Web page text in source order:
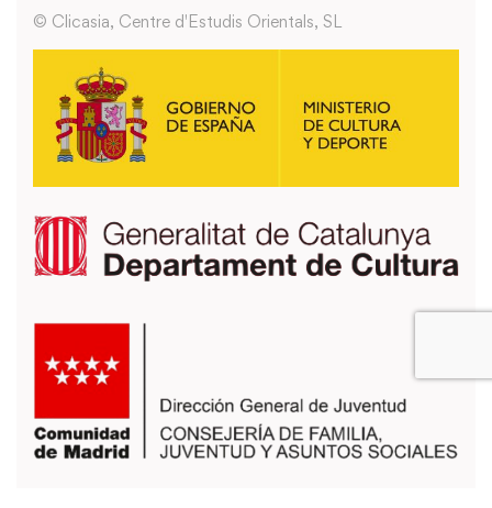
© Clicasia, Centre d'Estudis Orientals, SL